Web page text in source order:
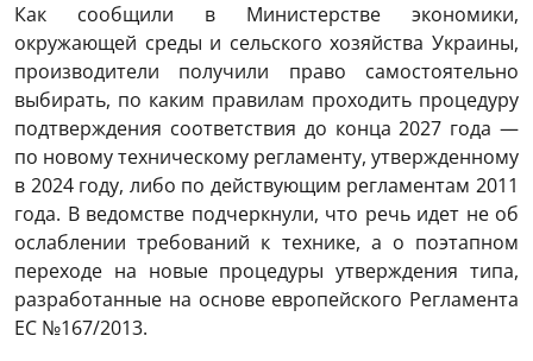
Как сообщили в Министерстве экономики,
окружающей среды и сельского хозяйства Украины,
производители получили право самостоятельно
выбирать, по каким правилам проходить процедуру
подтверждения соответствия до конца 2027 года —
по новому техническому регламенту, утвержденному
в 2024 году, либо по действующим регламентам 2011
года. В ведомстве подчеркнули, что речь идет не об
ослаблении требований к технике, а о поэтапном
переходе на новые процедуры утверждения типа,
разработанные на основе европейского Регламента
ЕС №167/2013.